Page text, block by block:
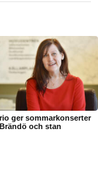
ger sommarkonserter
och stan